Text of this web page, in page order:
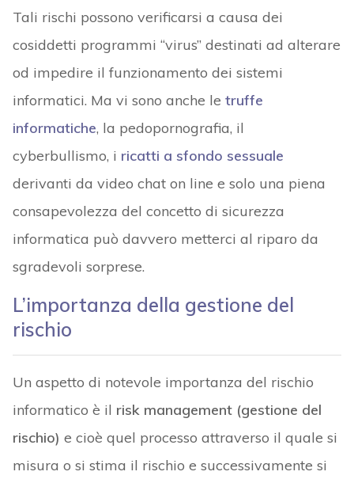
Tali rischi possono verificarsi a causa dei
cosiddetti programmi “virus” destinati ad alterare
od impedire il funzionamento dei sistemi
informatici. Ma vi sono anche le truffe
informatiche, la pedopornografia, il
cyberbullismo, i ricatti a sfondo sessuale
derivanti da video chat on line e solo una piena
consapevolezza del concetto di sicurezza
informatica può davvero metterci al riparo da
sgradevoli sorprese.
L’importanza della gestione del
rischio
Un aspetto di notevole importanza del rischio
informatico è il risk management (gestione del
rischio) e cioè quel processo attraverso il quale si
misura o si stima il rischio e successivamente si